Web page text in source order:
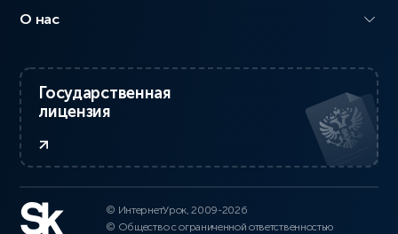
О нас
Государственная
лицензия
© ИнтернетУрок, 2009-2026
© Общество с ограниченной ответственностью